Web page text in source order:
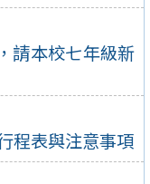
請本校七年級新
程表與注意事項